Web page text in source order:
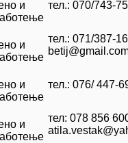
и
тел.: 070/743-
и
тел.: 071/387-
и
тел.: 076/ 447-
и
тел: 078 856